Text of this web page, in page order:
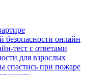
безопасности онлайн
тест с ответами
для взрослых
спастись при пожаре